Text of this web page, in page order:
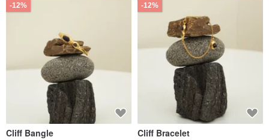
-12%
Cliff Bangle
-12%
Cliff Bracelet